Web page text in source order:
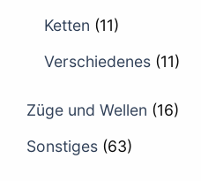
Ketten (11)
Verschiedenes (11)
Züge und Wellen (16)
Sonstiges (63)